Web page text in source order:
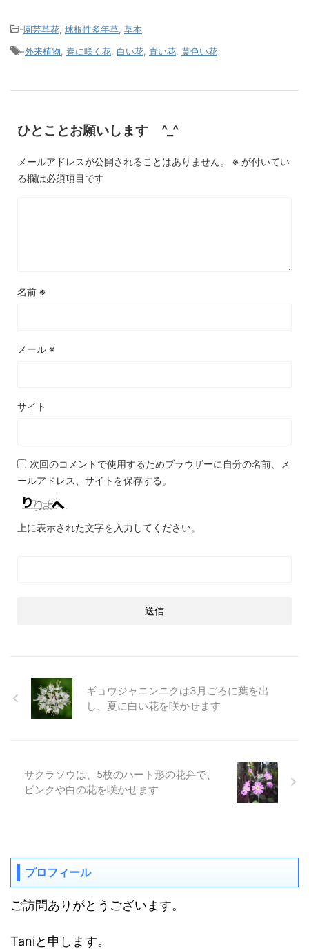
-園芸草花 球根性多年草 草本
-外来植物 春に咲く花 白い花 青い花 黄色い花
ひとことお願いします ^_^
メールアドレスが公開されることはありません。 ※ が付いてい
る欄は必須項目です
名前 ※
メール ※
サイト
次回のコメントで使用するためブラウザーに自分の名前、メ
ールアドレス、サイトを保存する。
上に表示された文字を入力してください。
ギョウジャニンニクは3月ごろに葉を出
し、夏に白い花を咲かせます
サクラソウは、5枚のハート形の花弁で、
ピンクや白の花を咲かせます
プロフィール
ご訪問ありがとうございます。
Taniと申します。